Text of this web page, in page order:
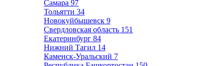
Самара 97
Тольятти 34
Новокуйбышевск 9
Свердловская область 151
Екатеринбург 84
Нижний Тагил 14
Каменск-Уральский 7